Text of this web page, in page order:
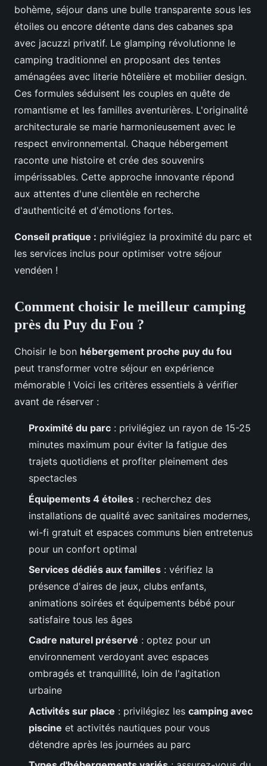
bohème, séjour dans une bulle transparente sous les
étoiles ou encore détente dans des cabanes spa
avec jacuzzi privatif. Le glamping révolutionne le
camping traditionnel en proposant des tentes
aménagées avec literie hôtelière et mobilier design.
Ces formules séduisent les couples en quête de
romantisme et les familles aventurières. L'originalité
architecturale se marie harmonieusement avec le
respect environnemental. Chaque hébergement
raconte une histoire et crée des souvenirs
impérissables. Cette approche innovante répond
aux attentes d'une clientèle en recherche
d'authenticité et d'émotions fortes.
Conseil pratique : privilégiez la proximité du parc et
les services inclus pour optimiser votre séjour
vendéen !
Comment choisir le meilleur camping
près du Puy du Fou ?
Choisir le bon hébergement proche puy du fou
peut transformer votre séjour en expérience
mémorable ! Voici les critères essentiels à vérifier
avant de réserver :
Proximité du parc : privilégiez un rayon de 15-25
minutes maximum pour éviter la fatigue des
trajets quotidiens et profiter pleinement des
spectacles
Équipements 4 étoiles : recherchez des
installations de qualité avec sanitaires modernes,
wi-fi gratuit et espaces communs bien entretenus
pour un confort optimal
Services dédiés aux familles : vérifiez la
présence d'aires de jeux, clubs enfants,
animations soirées et équipements bébé pour
satisfaire tous les âges
Cadre naturel préservé : optez pour un
environnement verdoyant avec espaces
ombragés et tranquillité, loin de l'agitation
urbaine
Activités sur place : privilégiez les camping avec
piscine et activités nautiques pour vous
détendre après les journées au parc